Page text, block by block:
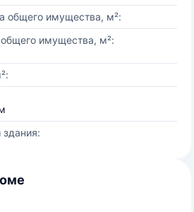
общего имущества, м²:
имущества, м²:
здания: